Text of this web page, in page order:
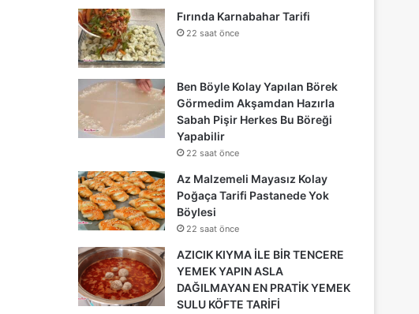
Fırında Karnabahar Tarifi
22 saat önce
Ben Böyle Kolay Yapılan Börek
Görmedim Akşamdan Hazırla
Sabah Pişir Herkes Bu Böreği
Yapabilir
22 saat önce
Az Malzemeli Mayasız Kolay
Poğaça Tarifi Pastanede Yok
Böylesi
22 saat önce
AZICIK KIYMA İLE BİR TENCERE
YEMEK YAPIN ASLA
DAĞILMAYAN EN PRATİK YEMEK
SULU KÖFTE TARİFİ